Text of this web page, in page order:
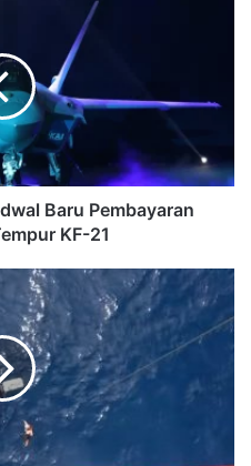
Baru Pembayaran
KF-21